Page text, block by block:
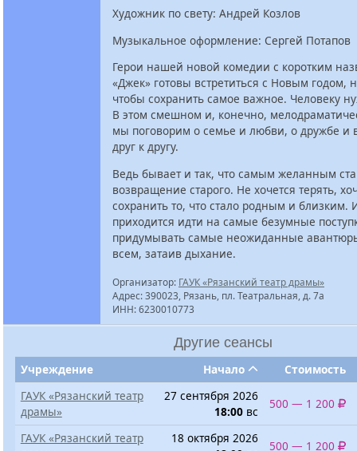
Художник по свету: Андрей Козлов
Музыкальное оформление: Сергей Потапов
Герои нашей новой комедии с коротким
«Джек» готовы встретиться с Новым годом,
чтобы сохранить самое важное. Человеку
В этом смешном и, конечно,
мы поговорим о семье и любви, о дружбе и
друг к другу.
Ведь бывает и так, что самым желанным
возвращение старого. Не хочется терять,
сохранить то, что стало родным и близким.
приходится идти на самые безумные
придумывать самые неожиданные
всем, затаив дыхание.
Организатор: ГАУК «Рязанский театр драмы»
Адрес: 390023, Рязань, пл. Театральная, д. 7а
ИНН: 6230010773
Другие сеансы
Учреждение Начало
Стоимость
ГАУК «Рязанский театр
драмы»
27 сентября 2026
18:00 вс
500 — 1 200
ГАУК «Рязанский театр
18 октября 2026
500 — 1 200